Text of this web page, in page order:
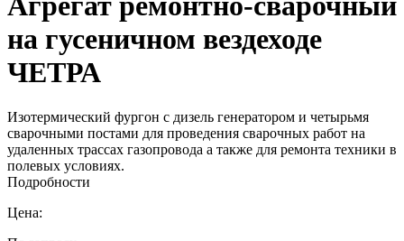
на гусеничном вездеходе
ЧЕТРА
Изотермический фургон с дизель генератором и четырьмя
сварочными постами для проведения сварочных работ на
удаленных трассах газопровода а также для ремонта техники в
полевых условиях.
Подробности
Цена: